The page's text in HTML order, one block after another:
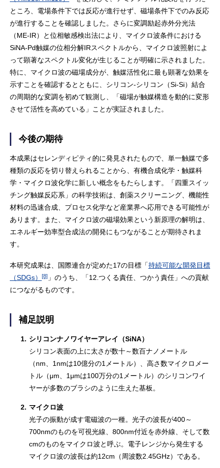
ところ、電場条件下では反応が進行せず、磁場条件下でのみ反応
が進行することを確認しました。さらに変調励起赤外分光法
（ME-IR）と位相敏感検出法により、マイクロ波条件における
SiNA-Pd触媒の位相分解IRスペクトルから、マイクロ波照射によ
って顕著なスペクトル変化が生じることが明確に示されました。
特に、マイクロ波の磁場成分が、触媒活性化に最も顕著な効果を
示すことを確認するとともに、シリコン-シリコン（Si-Si）結合
の周期的な変調を初めて観測し、「磁場が触媒構造を動的に変形
させて活性を高めている」ことが実証されました。
今後の期待
本成果はセレンディピティ的に発見されたもので、単一触媒で多
種類の反応を切り替えられることから、有機合成化学・触媒科
学・マイクロ波化学に新しい概念をもたらします。「四重スイッ
チング触媒反応系」の科学技術は、創薬スクリーニング、機能性
材料の迅速合成、プロセス化学など産業界へ応用できる可能性が
あります。また、マイクロ波の磁場効果という新原理の解明は、
エネルギー効率型合成法の開発にもつながることが期待されま
す。
本研究成果は、国際連合が定めた17の目標「持続可能な開発目標
（SDGs）
[8] 」のうち、「12.つくる責任、つかう責任」への貢献
につながるものです。
補足説明
1. シリコンナノワイヤーアレイ（SiNA）
シリコン表面の上に太さが数十～数百ナノメートル
（nm、1nmは10億分の1メートル）、高さ数マイクロメー
トル（μm、1μmは100万分の1メートル）のシリコンワイ
ヤーが多数のブラシのように生えた基板。
2. マイクロ波
光子の振動が成す電磁波の一種。光子の波長が400～
700nmのものを可視光線、800nm付近を赤外線、そして数
cmのものをマイクロ波と呼ぶ。電子レンジから発生する
マイクロ波の波長は約12cm（周波数2.45GHz）である。